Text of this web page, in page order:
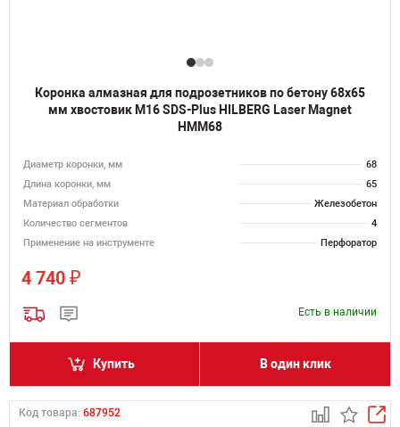
Коронка алмазная для подрозетников по бетону 68х65
мм хвостовик M16 SDS-Plus HILBERG Laser Magnet
HMM68
Диаметр коронки, мм
68
Длина коронки, мм
65
Материал обработки
Железобетон
Количество сегментов
4
Применение на инструменте
Перфоратор
4 740 ₽
Есть в наличии
Купить В один клик
Код товара: 687952